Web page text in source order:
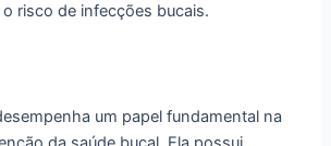
risco de infecções bucais.
um papel fundamental na